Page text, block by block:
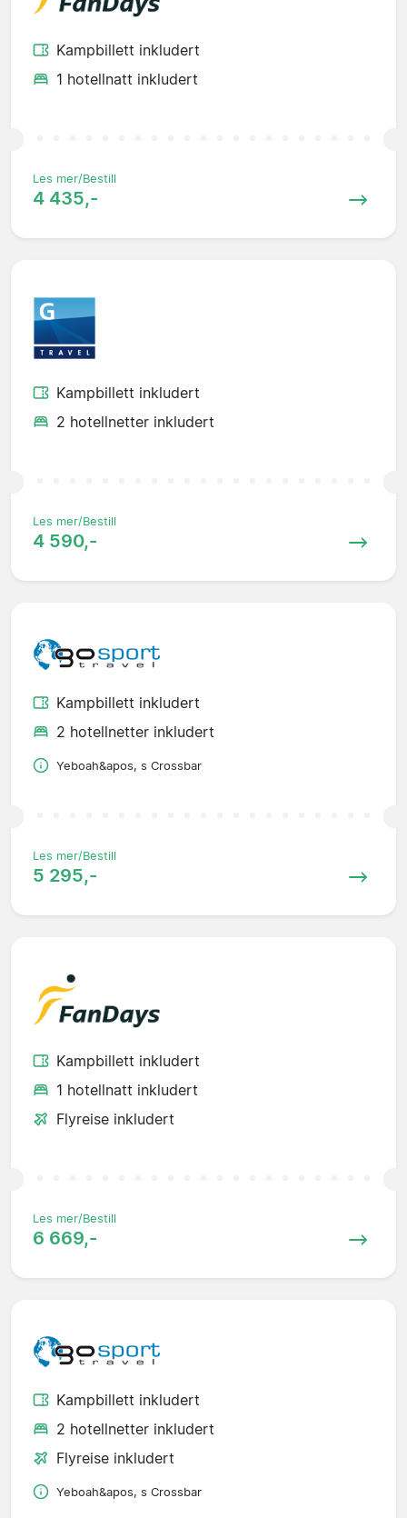
Kampbillett inkludert
1 hotellnatt inkludert
Les mer/Bestill
4 435,-
Kampbillett inkludert
2 hotellnetter inkludert
Les mer/Bestill
4 590,-
Kampbillett inkludert
2 hotellnetter inkludert
Yeboah&apos, s Crossbar
Les mer/Bestill
5 295,-
Kampbillett inkludert
1 hotellnatt inkludert
Flyreise inkludert
Les mer/Bestill
6 669,-
Kampbillett inkludert
2 hotellnetter inkludert
Flyreise inkludert
Yeboah&apos, s Crossbar